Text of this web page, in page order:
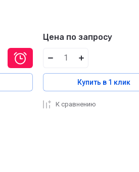
Цена по запросу
Купить в 1 клик
К сравнению